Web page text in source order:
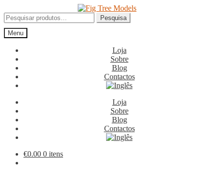
para
a
navegação
para
o
conteúdo
Pesquisar
por:
Pesquisa
Menu
Loja
Sobre
Blog
Contactos
Loja
Sobre
Blog
Contactos
€0.00 0 itens